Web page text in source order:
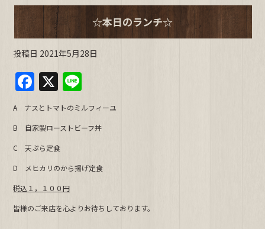
☆本日のランチ☆
投稿日 2021年5月28日
F
a
c
e
b
o
o
k
X
n
e
A ナスとトマトのミルフィーユ
B 自家製ローストビーフ丼
C 天ぷら定食
D メヒカリのから揚げ定食
税込１，１００円
皆様のご来店を心よりお待ちしております。